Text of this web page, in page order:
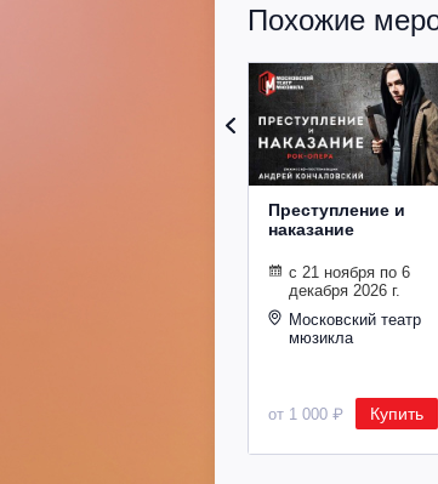
Похожие
Преступление и
наказание
с 21 ноября по 6
декабря 2026 г.
Московский театр
мюзикла
от 1 000 ₽ Купить